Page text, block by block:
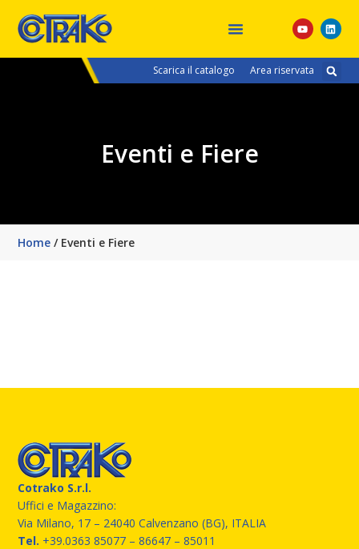
Scarica il catalogo Area riservata
Eventi e Fiere
Home / Eventi e Fiere
Cotrako S.r.l.
Uffici e Magazzino:
Via Milano, 17 – 24040 Calvenzano (BG), ITALIA
Tel. +39.0363 85077 – 86647 – 85011